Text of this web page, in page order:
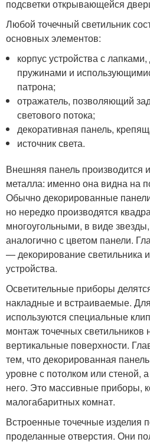
подсветки открывающейся
Любой точечный светильник
основных элементов:
корпус устройства с
пружинами и
патрона;
отражатель, позволяющий
светового потока;
декоративная панель,
источник света.
Внешняя панель производится
металла: именно она видна на
Обычно декорированные
но нередко производятся
многоугольными, в виде звезды,
аналогично с цветом панели.
— декорирование светильника
устройства.
Осветительные приборы
накладные и встраиваемые.
используются специальные
монтаж точечных светильников
вертикальные поверхности.
тем, что декорированная
уровне с потолком или стеной,
него. Это массивные приборы,
малогабаритных комнат.
Встроенные точечные изделия
проделанные отверстия. Они